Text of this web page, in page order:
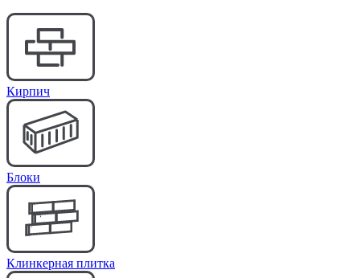
Кирпич
Блоки
Клинкерная плитка